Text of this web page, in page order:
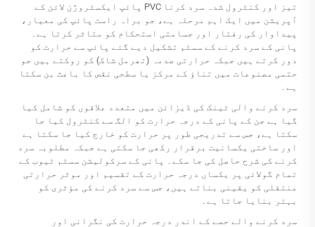
تیز اور کنٹرول شدہ سرد کرنا PVC پائپ ایکسٹروژن لائن کے
آپریشن میں ایک اہم مرحلہ ہے، جو براہ راست پائپ کی معیار،
پیداوار کی رفتار اور جسامتی استحکام کو متاثر کرتا ہے۔
پانی کے سرد کرنے کے سسٹم تشکیل دیے گئے پائپ سے حرارت کو
دور کرتے ہیں جبکہ حرارتی صدمہ (تھرمل شاک) کو روکتے ہیں جو
حتمی مصنوعات میں تناؤ کے مرکز یا سطحی نقص کا باعث بن سکتا
ہے۔
سرد کرنے والی ٹینک کی ڈیزائن میں متعدد علاقوں کو شامل کیا
گیا ہے جن کے پانی کے درجہ حرارت کو الگ سے کنٹرول کیا جا
سکتا ہے، جس سے تدریجی طور پر حرارت کو خارج کیا جا سکتا ہے
اور ساختی یکسانیت برقرار رکھی جا سکتی ہے جبکہ مطلوبہ سرد
کرنے کی شرح حاصل کی جا سکے۔ پانی کے سرکولیشن سسٹم ٹیوب کے
تمام گولائی پر یکساں درجہ حرارت کے تقسیم اور موثر حرارتی
منتقلی کو یقینی بناتے ہیں، جس سے سرد کرنے کی مؤثری کو
بہتر بنایا جاتا ہے۔
سرد کرنے والے حصے کے اندر درجہ حرارت کی نگرانی اور